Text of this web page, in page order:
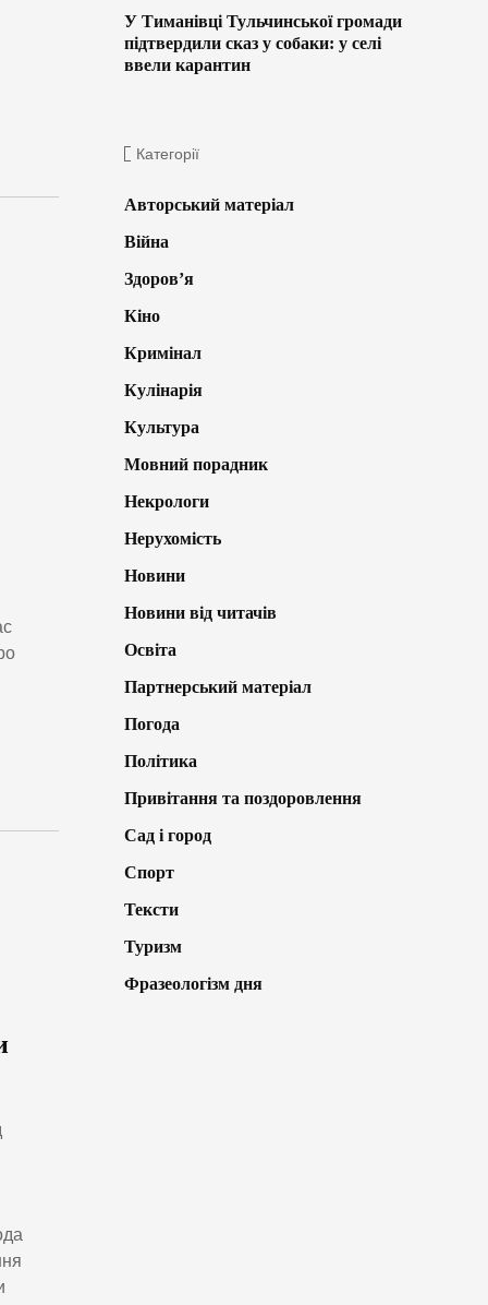
У Тиманівці Тульчинської громади
підтвердили сказ у собаки: у селі
ввели карантин
Категорії
Авторський матеріал
Війна
Здоров’я
Кіно
Кримінал
Кулінарія
Культура
Мовний порадник
Некрологи
Нерухомість
Новини
Новини від читачів
Освіта
Партнерський матеріал
Погода
Політика
Привітання та поздоровлення
Сад і город
Спорт
Тексти
Туризм
Фразеологізм дня